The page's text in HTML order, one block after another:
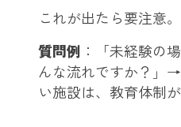
これが出たら要注意。
質問例 ：「未経験の
んな流れですか？」
い施設は、教育体制が